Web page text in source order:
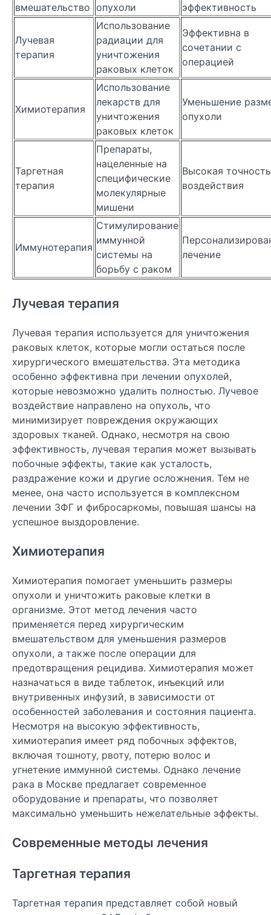
вмешательство опухоли
эффективность
Лучевая
терапия
Использование
радиации для
уничтожения
раковых клеток
Эффективна в
сочетании с
операцией
Химиотерапия
Использование
лекарств для
уничтожения
раковых клеток
Уменьшение
опухоли
Таргетная
терапия
Препараты,
нацеленные на
специфические
молекулярные
мишени
Высокая точность
воздействия
Иммунотерапия
Стимулирование
иммунной
системы на
борьбу с раком
лечение
Лучевая терапия
Лучевая терапия используется для уничтожения
раковых клеток, которые могли остаться после
хирургического вмешательства. Эта методика
особенно эффективна при лечении опухолей,
которые невозможно удалить полностью. Лучевое
воздействие направлено на опухоль, что
минимизирует повреждения окружающих
здоровых тканей. Однако, несмотря на свою
эффективность, лучевая терапия может вызывать
побочные эффекты, такие как усталость,
раздражение кожи и другие осложнения. Тем не
менее, она часто используется в комплексном
лечении ЗФГ и фибросаркомы, повышая шансы на
успешное выздоровление.
Химиотерапия
Химиотерапия помогает уменьшить размеры
опухоли и уничтожить раковые клетки в
организме. Этот метод лечения часто
применяется перед хирургическим
вмешательством для уменьшения размеров
опухоли, а также после операции для
предотвращения рецидива. Химиотерапия может
назначаться в виде таблеток, инъекций или
внутривенных инфузий, в зависимости от
особенностей заболевания и состояния пациента.
Несмотря на высокую эффективность,
химиотерапия имеет ряд побочных эффектов,
включая тошноту, рвоту, потерю волос и
угнетение иммунной системы. Однако лечение
рака в Москве предлагает современное
оборудование и препараты, что позволяет
максимально уменьшить нежелательные эффекты.
Современные методы лечения
Таргетная терапия
Таргетная терапия представляет собой новый